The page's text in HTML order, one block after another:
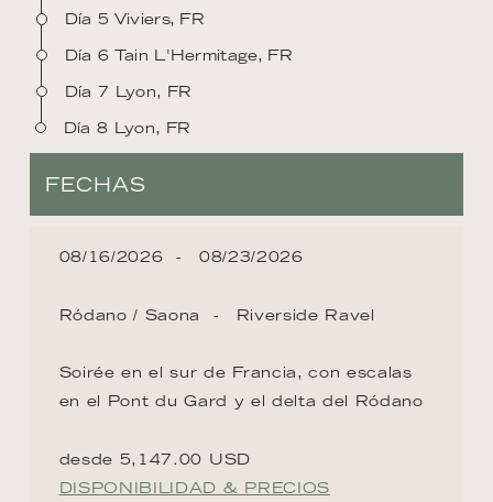
Día 5 Viviers, FR
Día 6 Tain L'Hermitage, FR
Día 7 Lyon, FR
Día 8 Lyon, FR
FECHAS
08/16/2026 08/23/2026
Ródano / Saona Riverside Ravel
Soirée en el sur de Francia, con escalas
en el Pont du Gard y el delta del Ródano
desde 5,147.00 USD
DISPONIBILIDAD & PRECIOS